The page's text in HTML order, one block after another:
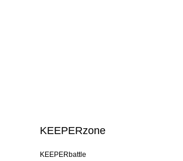
KEEPERzone
KEEPERbattle